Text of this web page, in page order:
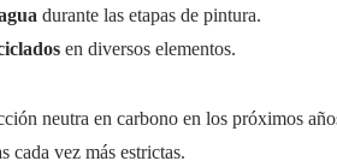
durante las etapas de pintura.
en diversos elementos.
neutra en carbono en los próximos
cada vez más estrictas.